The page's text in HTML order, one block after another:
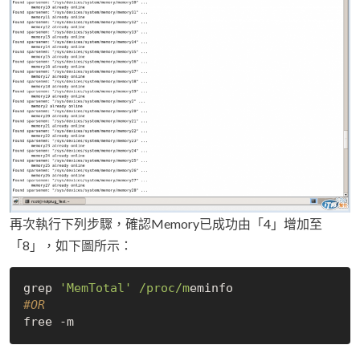
再次執行下列步驟，確認Memory已成功由「4」增加至
「8」，如下圖所示：
grep 'MemTotal' /proc/m
#OR
free -m